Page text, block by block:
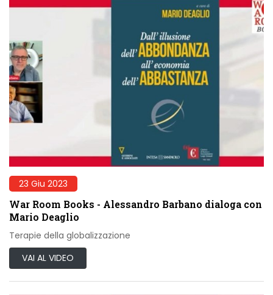
23 Giu 2023
War Room Books - Alessandro Barbano dialoga con
Mario Deaglio
Terapie della globalizzazione
VAI AL VIDEO